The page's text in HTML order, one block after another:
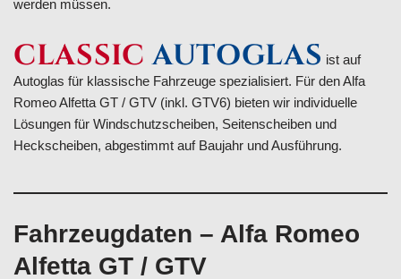
werden müssen.
CLASSIC AUTOGLAS ist auf
Autoglas für klassische Fahrzeuge spezialisiert. Für den Alfa
Romeo Alfetta GT / GTV (inkl. GTV6) bieten wir individuelle
Lösungen für Windschutzscheiben, Seitenscheiben und
Heckscheiben, abgestimmt auf Baujahr und Ausführung.
Fahrzeugdaten – Alfa Romeo
Alfetta GT / GTV